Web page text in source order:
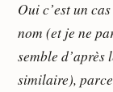
Oui c’est un
nom (et je ne
semble
similaire),